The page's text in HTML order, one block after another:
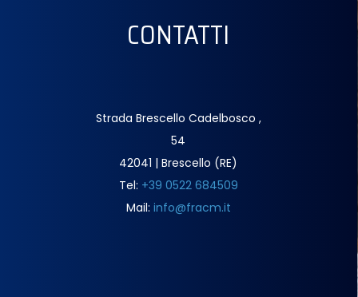
CONTATTI
Strada Brescello Cadelbosco ,
54
42041 | Brescello (RE)
Tel: +39 0522 684509
Mail: info@fracm.it